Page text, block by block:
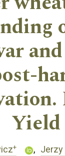
Yield
+ Jerzy